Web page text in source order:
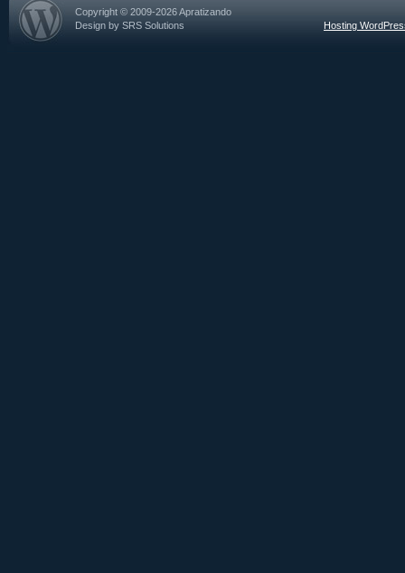
Copyright © 2009-2026 Apratizando
Design by SRS Solutions
Hosting